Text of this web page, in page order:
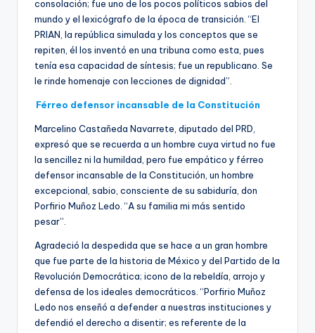
consolación; fue uno de los pocos políticos sabios del
mundo y el lexicógrafo de la época de transición. “El
PRIAN, la república simulada y los conceptos que se
repiten, él los inventó en una tribuna como esta, pues
tenía esa capacidad de síntesis; fue un republicano. Se
le rinde homenaje con lecciones de dignidad”.
Férreo defensor incansable de la Constitución
Marcelino Castañeda Navarrete, diputado del PRD,
expresó que se recuerda a un hombre cuya virtud no fue
la sencillez ni la humildad, pero fue empático y férreo
defensor incansable de la Constitución, un hombre
excepcional, sabio, consciente de su sabiduría, don
Porfirio Muñoz Ledo. “A su familia mi más sentido
pesar”.
Agradeció la despedida que se hace a un gran hombre
que fue parte de la historia de México y del Partido de la
Revolución Democrática; icono de la rebeldía, arrojo y
defensa de los ideales democráticos. “Porfirio Muñoz
Ledo nos enseñó a defender a nuestras instituciones y
defendió el derecho a disentir; es referente de la